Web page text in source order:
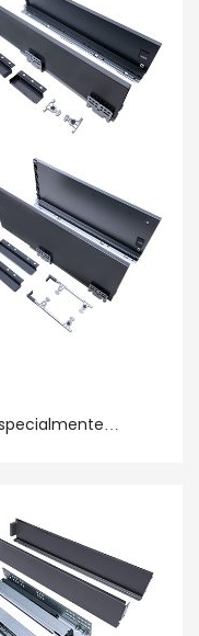
a vários estilos
de
diferentes
da sua casa com